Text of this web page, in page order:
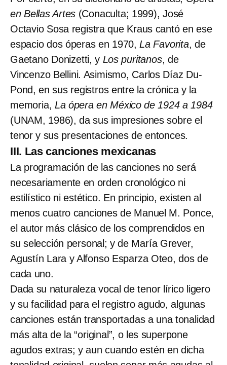
en Bellas Artes (Conaculta; 1999), José
Octavio Sosa registra que Kraus cantó en ese
espacio dos óperas en 1970,La Favorita, de
Gaetano Donizetti, y Los puritanos, de
Vincenzo Bellini. Asimismo, Carlos Díaz Du-
Pond, en sus registros entre la crónica y la
memoria, La ópera en México de 1924 a 1984
(UNAM, 1986), da sus impresiones sobre el
tenor y sus presentaciones de entonces.
III. Las canciones mexicanas
La programación de las canciones no será
necesariamente en orden cronológico ni
estilístico ni estético. En principio, existen al
menos cuatro canciones de Manuel M. Ponce,
el autor más clásico de los comprendidos en
su selección personal; y de María Grever,
Agustín Lara y Alfonso Esparza Oteo, dos de
cada uno.
Dada su naturaleza vocal de tenor lírico ligero
y su facilidad para el registro agudo, algunas
canciones están transportadas a una tonalidad
más alta de la “original”, o les superpone
agudos extras; y aun cuando estén en dicha